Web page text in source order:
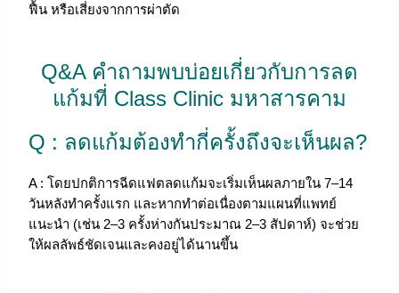
ฟื้น หรือเสี่ยงจากการผ่าตัด
Q&A คำถามพบบ่อยเกี่ยวกับการลด
แก้มที่ Class Clinic มหาสารคาม
Q : ลดแก้มต้องทำกี่ครั้งถึงจะเห็นผล?
A : โดยปกติการฉีดแฟตลดแก้มจะเริ่มเห็นผลภายใน 7–14
วันหลังทำครั้งแรก และหากทำต่อเนื่องตามแผนที่แพทย์
แนะนำ (เช่น 2–3 ครั้งห่างกันประมาณ 2–3 สัปดาห์) จะช่วย
ให้ผลลัพธ์ชัดเจนและคงอยู่ได้นานขึ้น